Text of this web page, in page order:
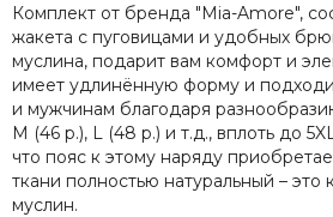
Комплект от бренда "Mia-Amore",
жакета с пуговицами и удобных
муслина, подарит вам комфорт и
имеет удлинённую форму и
и мужчинам благодаря
M (46 р.), L (48 р.) и т.д., вплоть до
что пояс к этому наряду
ткани полностью натуральный – это
муслин.